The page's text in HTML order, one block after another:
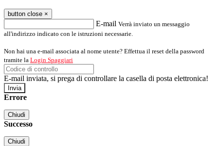
button close ×
E-mail Verrà inviato un messaggio
all'indirizzo indicato con le istruzioni necessarie.
Non hai una e-mail associata al nome utente? Effettua il reset della password
tramite la Login Spaggiari
E-mail inviata, si prega di controllare la casella di posta elettronica!
Errore
Chiudi
Successo
Chiudi